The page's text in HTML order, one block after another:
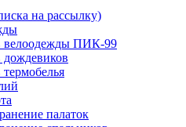
на рассылку)
велоодежды ПИК-99
дождевиков
палаток